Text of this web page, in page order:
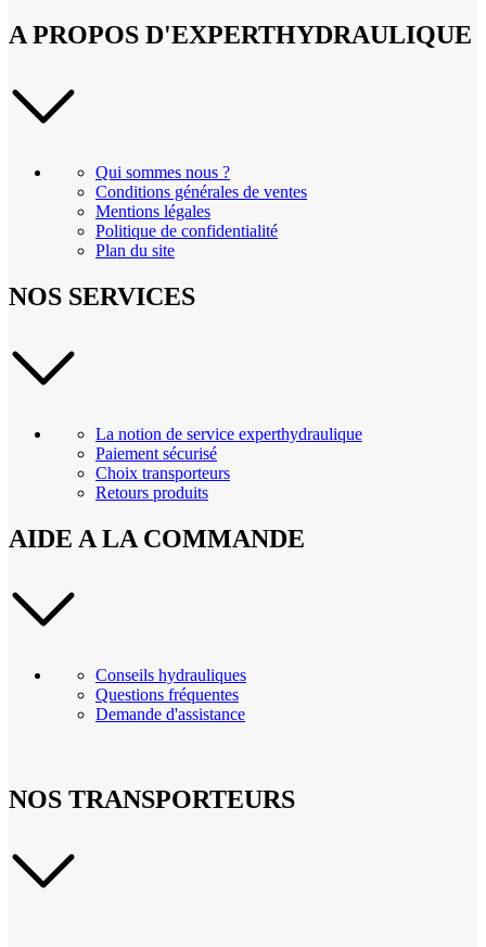
A PROPOS D'EXPERTHYDRAULIQUE
Qui sommes nous ?
Conditions générales de ventes
Mentions légales
Politique de confidentialité
Plan du site
NOS SERVICES
La notion de service experthydraulique
Paiement sécurisé
Choix transporteurs
Retours produits
AIDE A LA COMMANDE
Conseils hydrauliques
Questions fréquentes
Demande d'assistance
NOS TRANSPORTEURS